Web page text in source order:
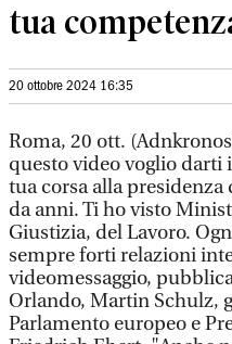
tua
20 ottobre 2024 16:35
Roma, 20 ott.
questo video voglio darti
tua corsa alla
da anni. Ti ho visto
Giustizia, del Lavoro.
sempre forti relazioni
videomessaggio,
Orlando, Martin Schulz,
Parlamento europeo e